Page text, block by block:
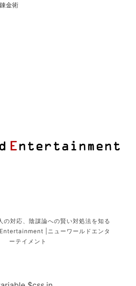
金術
対応、陰謀論への賢い対処法を知る
|ニューワールドエンタ
ーテイメント